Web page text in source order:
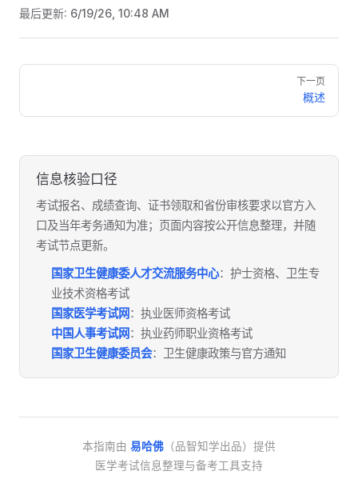
最后更新: 6/19/26, 10:48 AM
Pager
下一页
概述
信息核验口径
考试报名、成绩查询、证书领取和省份审核要求以官方入
口及当年考务通知为准；页面内容按公开信息整理，并随
考试节点更新。
国家卫生健康委人才交流服务中心：护士资格、卫生专
业技术资格考试
国家医学考试网 ：执业医师资格考试
中国人事考试网 ：执业药师职业资格考试
国家卫生健康委员会：卫生健康政策与官方通知
本指南由 易哈佛 （品智知学出品）提供
医学考试信息整理与备考工具支持